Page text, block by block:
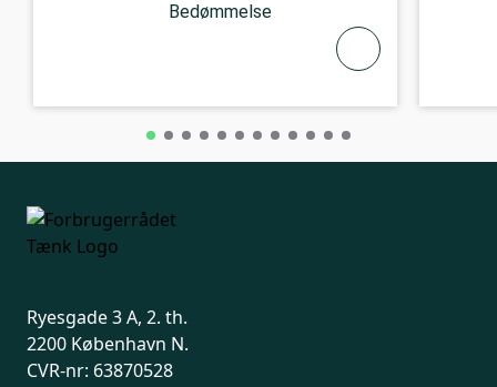
Bedømmelse
Ryesgade 3 A, 2. th.
2200 København N.
CVR-nr: 63870528